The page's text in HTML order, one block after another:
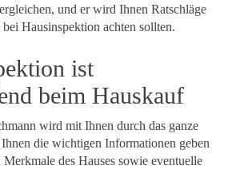
und er wird Ihnen Ratschläge
Hausinspektion achten sollten.
ist
beim Hauskauf
wird mit Ihnen durch das ganze
die wichtigen Informationen geben
des Hauses sowie eventuelle